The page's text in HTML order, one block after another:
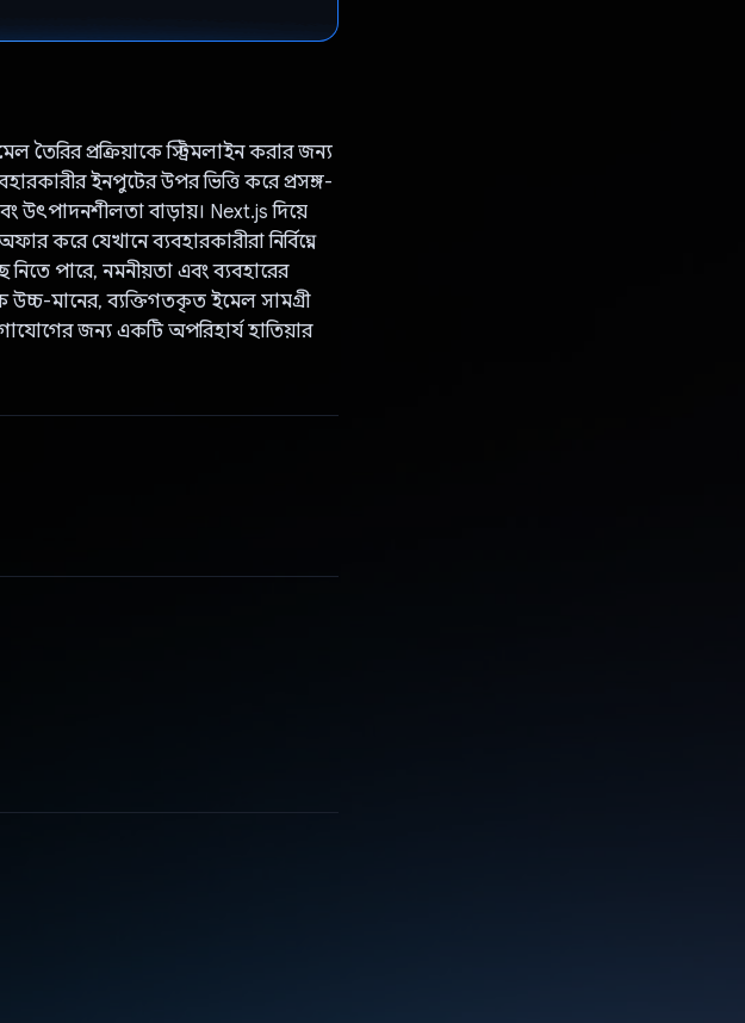
তৈরির প্রক্রিয়াকে স্ট্রিমলাইন করার জন্য
ইনপুটের উপর ভিত্তি করে প্রসঙ্গ-
উৎপাদনশীলতা বাড়ায়। Next.js দিয়ে
করে যেখানে ব্যবহারকারীরা নির্বিঘ্নে
পারে, নমনীয়তা এবং ব্যবহারের
মানের, ব্যক্তিগতকৃত ইমেল সামগ্রী
জন্য একটি অপরিহার্য হাতিয়ার